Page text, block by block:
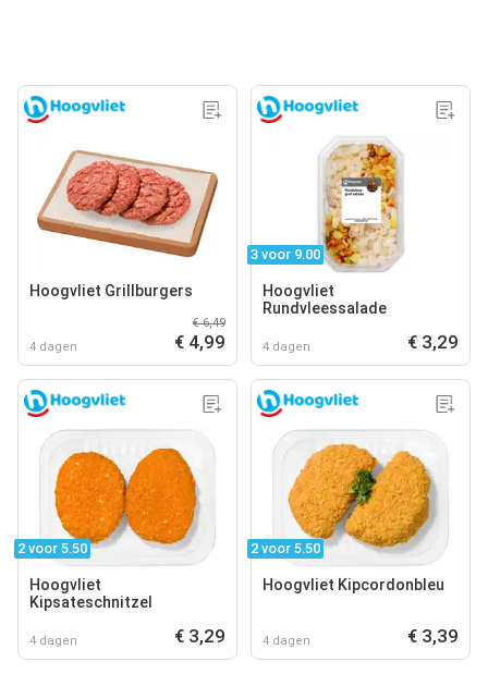
Hoogvliet Grillburgers
4 dagen
€ 6,49
€ 4,99
3 voor 9.00
Hoogvliet
Rundvleessalade
4 dagen € 3,29
2 voor 5.50
Hoogvliet
Kipsateschnitzel
4 dagen € 3,29
2 voor 5.50
Hoogvliet Kipcordonbleu
4 dagen € 3,39